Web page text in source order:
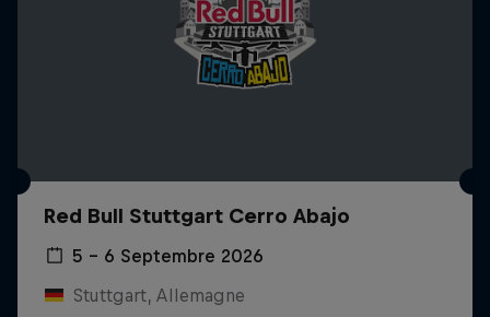
Red Bull Stuttgart Cerro Abajo
5 – 6 Septembre 2026
Stuttgart, Allemagne